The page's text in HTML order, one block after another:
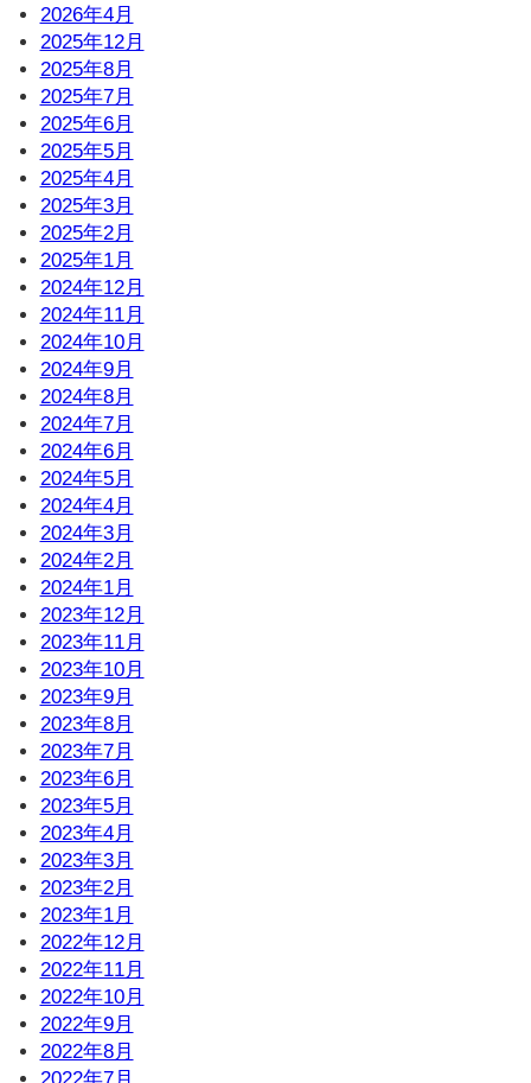
2026年4月
2025年12月
2025年8月
2025年7月
2025年6月
2025年5月
2025年4月
2025年3月
2025年2月
2025年1月
2024年12月
2024年11月
2024年10月
2024年9月
2024年8月
2024年7月
2024年6月
2024年5月
2024年4月
2024年3月
2024年2月
2024年1月
2023年12月
2023年11月
2023年10月
2023年9月
2023年8月
2023年7月
2023年6月
2023年5月
2023年4月
2023年3月
2023年2月
2023年1月
2022年12月
2022年11月
2022年10月
2022年9月
2022年8月